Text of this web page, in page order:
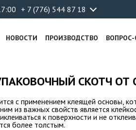
+ 7 (776) 544 87 18
НОВОСТИ ПРОИЗВОДСТВО
СКОТЧ ОТ
с применением клеящей основы,
из важных свойств является
к поверхности и не
более толстым.